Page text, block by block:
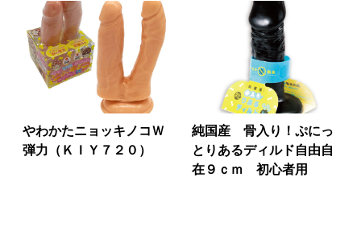
やわかたニョッキノコＷ
弾力（ＫＩＹ７２０）
純国産 骨入り！ぷにっ
とりあるディルド自由自
在９ｃｍ 初心者用